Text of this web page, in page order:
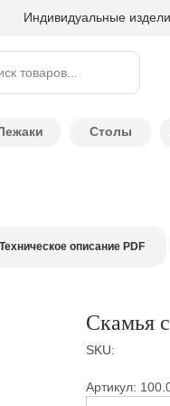
Индивидуальные
товаров...
Столы
Техническое описание PDF
Скамья
SKU:
Артикул: